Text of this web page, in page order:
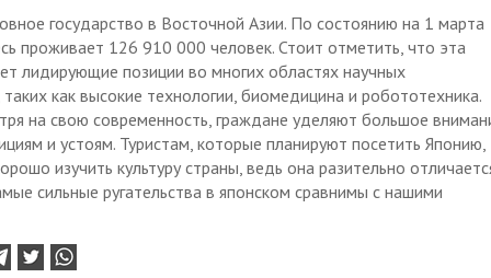
государство в Восточной Азии. По состоянию на 1 марта
проживает 126 910 000 человек. Стоит отметить, что эта
лидирующие позиции во многих областях научных
как высокие технологии, биомедицина и робототехника.
на свою современность, граждане уделяют большое
и устоям. Туристам, которые планируют посетить Японию,
изучить культуру страны, ведь она разительно
сильные ругательства в японском сравнимы с нашими